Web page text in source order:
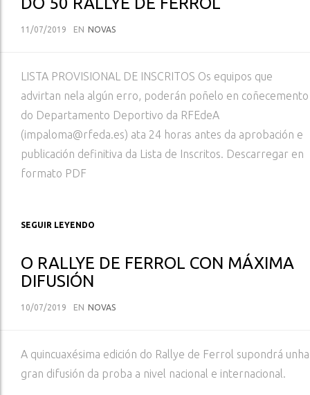
11/07/2019 EN NOVAS
LISTA PROVISIONAL DE INSCRITOS Os equipos que
advirtan nela algún erro, poderán poñelo en coñecemento
do Departamento Deportivo da RFEdeA
(impaloma@rfeda.es) ata 24 horas antes da aprobación e
publicación definitiva da Lista de Inscritos. Descarregar en
formato PDF
SEGUIR LEYENDO
O RALLYE DE FERROL CON MÁXIMA
DIFUSIÓN
10/07/2019 EN NOVAS
A quincuaxésima edición do Rallye de Ferrol supondrá unha
gran difusión da proba a nivel nacional e internacional.